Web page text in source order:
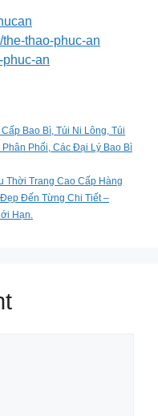
thao-phuc-an
an
Bao Bì, Túi Ni Lông, Túi
Phối, Các Đại Lý Bao Bì
Thời Trang Cao Cấp Hàng
Đến Từng Chi Tiết –
Hạn.